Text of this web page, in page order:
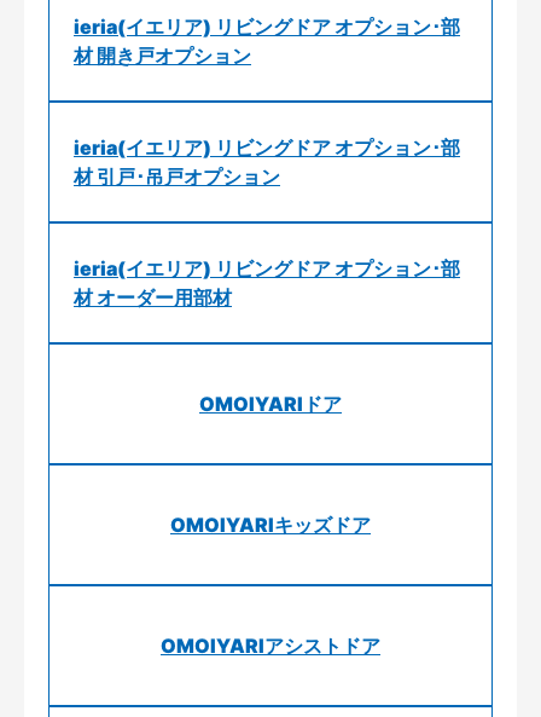
ieria(イエリア) リビングドア オプション･部
材 開き戸オプション
ieria(イエリア) リビングドア オプション･部
材 引戸･吊戸オプション
ieria(イエリア) リビングドア オプション･部
材 オーダー用部材
OMOIYARIドア
OMOIYARIキッズドア
OMOIYARIアシストドア